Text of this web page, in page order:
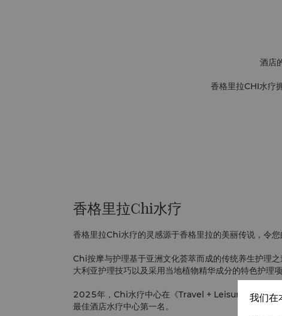
酒店
香格里拉CHI水疗
香格里拉Chi水疗
香格里拉Chi水疗的灵感源于香格里拉的美丽传说，令您
Chi按摩与护理基于亚洲文化荟萃而成的传统养生护理
大利亚护理技巧以及采用当地植物精华成分的特色护理项
2025年，Chi水疗中心在《Travel + Leisure》亚太奢
最佳酒店水疗中心第一名。
我们在